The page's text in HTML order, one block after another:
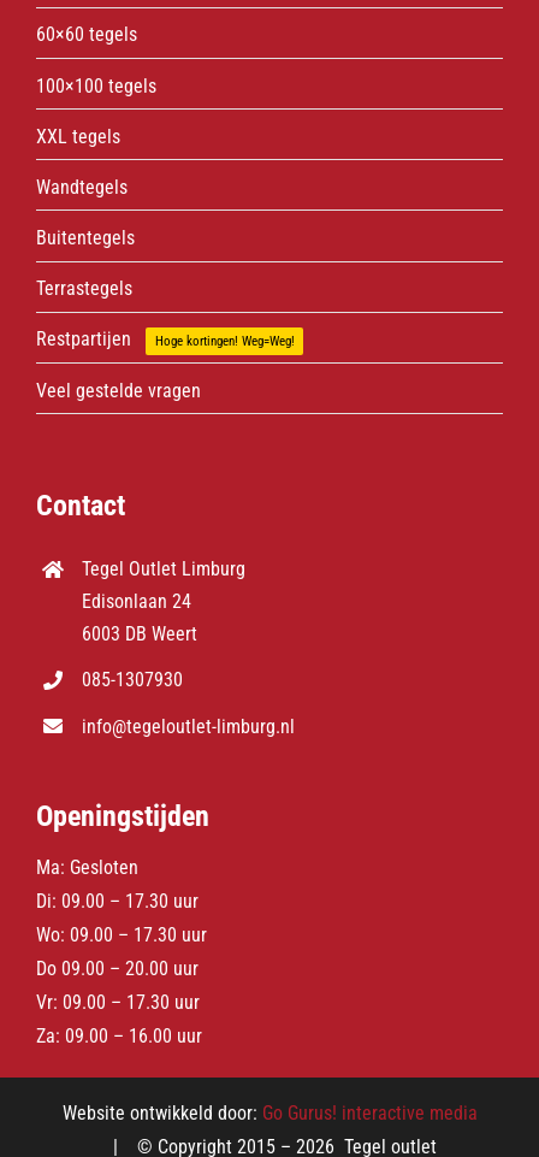
60×60 tegels
100×100 tegels
XXL tegels
Wandtegels
Buitentegels
Terrastegels
Restpartijen Hoge kortingen! Weg=Weg!
Veel gestelde vragen
Contact
Tegel Outlet Limburg
Edisonlaan 24
6003 DB Weert
085-1307930
info@tegeloutlet-limburg.nl
Openingstijden
Ma: Gesloten
Di: 09.00 – 17.30 uur
Wo: 09.00 – 17.30 uur
Do 09.00 – 20.00 uur
Vr: 09.00 – 17.30 uur
Za: 09.00 – 16.00 uur
Website ontwikkeld door: Go Gurus! interactive media
| © Copyright 2015 – 2026 Tegel outlet